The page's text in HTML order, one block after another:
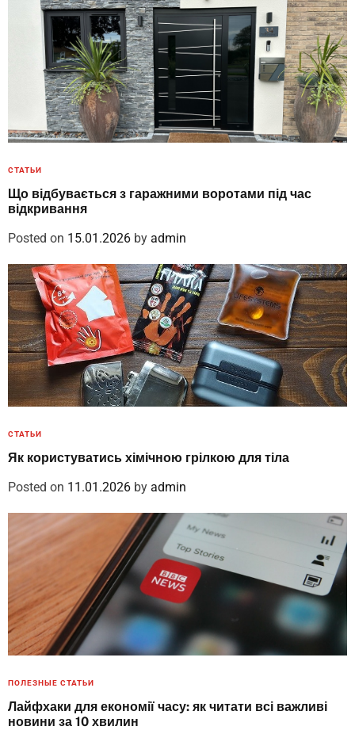
СТАТЬИ
Що відбувається з гаражними воротами під час
відкривання
Posted on 15.01.2026 by admin
СТАТЬИ
Як користуватись хімічною грілкою для тіла
Posted on 11.01.2026 by admin
ПОЛЕЗНЫЕ СТАТЬИ
Лайфхаки для економії часу: як читати всі важливі
новини за 10 хвилин